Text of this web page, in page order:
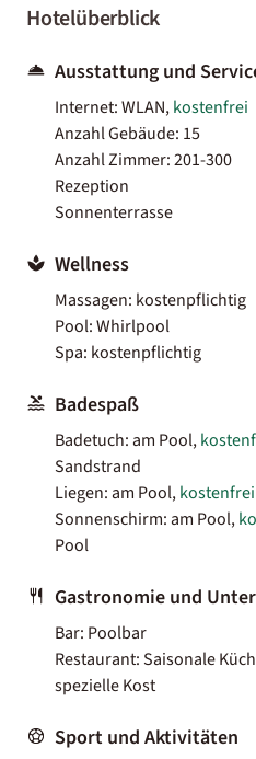
Hotelüberblick
Ausstattung und
Internet: WLAN,kostenfrei
Anzahl Gebäude: 15
Anzahl Zimmer: 201-300
Rezeption
Sonnenterrasse
Wellness
Massagen: kostenpflichtig
Pool: Whirlpool
Spa: kostenpflichtig
Badespaß
Badetuch: am Pool,
Sandstrand
Liegen: am Pool,kostenfrei
Sonnenschirm: am Pool,
Pool
Gastronomie und
Bar: Poolbar
Restaurant: Saisonale
spezielle Kost
Sport und Aktivitäten